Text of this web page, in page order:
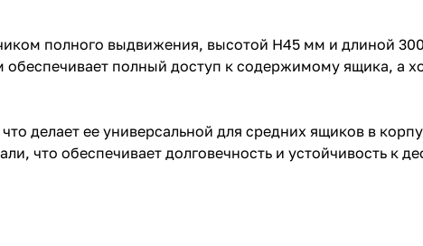
полного выдвижения, высотой H45 мм и длиной
полный доступ к содержимому ящика, а
делает ее универсальной для средних ящиков в
что обеспечивает долговечность и устойчивость к